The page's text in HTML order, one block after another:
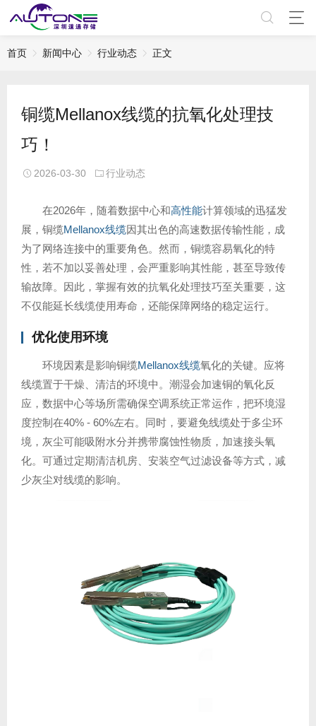
首页 新闻中心 行业动态 正文
铜缆Mellanox线缆的抗氧化处理技
巧！
2026-03-30 行业动态
在2026年，随着数据中心和高性能计算领域的迅猛发
展，铜缆Mellanox线缆因其出色的高速数据传输性能，成
为了网络连接中的重要角色。然而，铜缆容易氧化的特
性，若不加以妥善处理，会严重影响其性能，甚至导致传
输故障。因此，掌握有效的抗氧化处理技巧至关重要，这
不仅能延长线缆使用寿命，还能保障网络的稳定运行。
优化使用环境
环境因素是影响铜缆Mellanox线缆氧化的关键。应将
线缆置于干燥、清洁的环境中。潮湿会加速铜的氧化反
应，数据中心等场所需确保空调系统正常运作，把环境湿
度控制在40% - 60%左右。同时，要避免线缆处于多尘环
境，灰尘可能吸附水分并携带腐蚀性物质，加速接头氧
化。可通过定期清洁机房、安装空气过滤设备等方式，减
少灰尘对线缆的影响。